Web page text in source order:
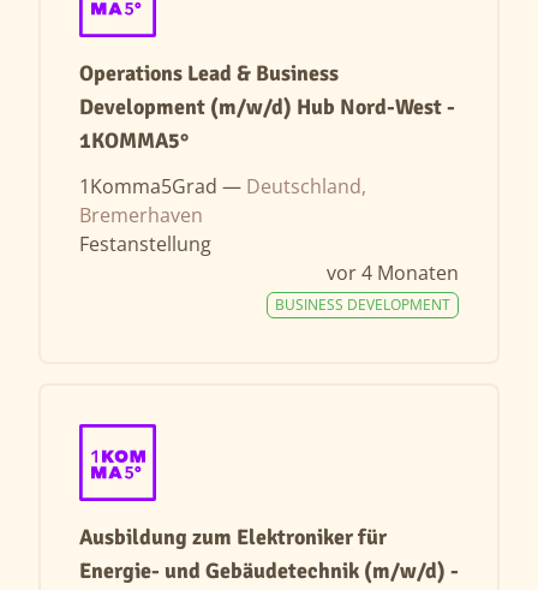
Operations Lead & Business
Development (m/w/d) Hub Nord-West -
1KOMMA5°
1Komma5Grad — Deutschland,
Bremerhaven
Festanstellung
vor 4 Monaten
BUSINESS DEVELOPMENT
Ausbildung zum Elektroniker für
Energie- und Gebäudetechnik (m/w/d) -